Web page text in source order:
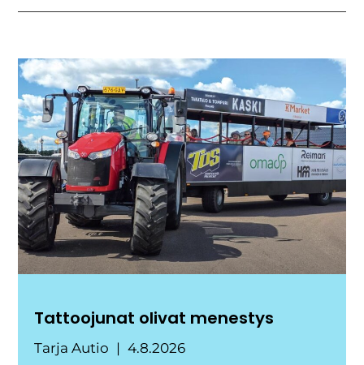
Tattoojunat olivat menestys
Tarja Autio 4.8.2026